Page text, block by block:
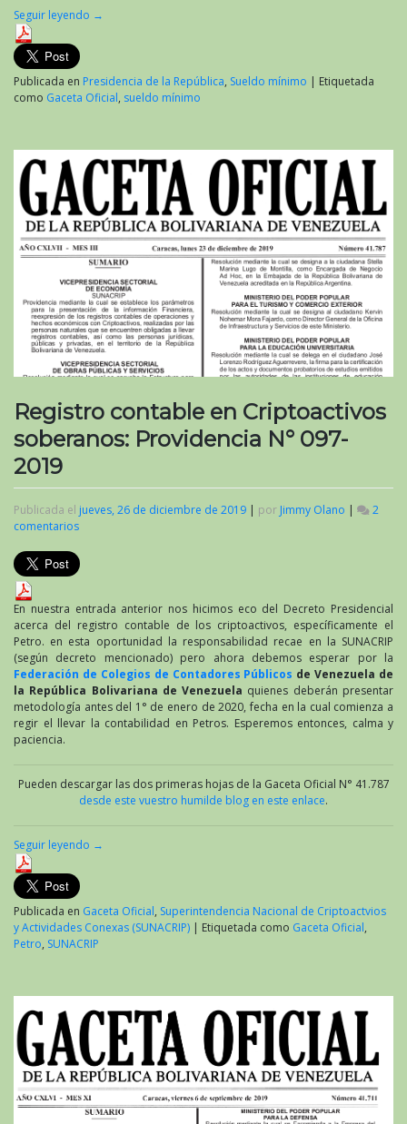
Seguir leyendo →
Publicada en Presidencia de la República, Sueldo mínimo | Etiquetada
como Gaceta Oficial, sueldo mínimo
Registro contable en Criptoactivos
soberanos: Providencia N° 097-
2019
Publicada el jueves, 26 de diciembre de 2019 | por Jimmy Olano |
2
comentarios
contable
soberanos:
Providencia
N°
097-
2019
En nuestra entrada anterior nos hicimos eco del Decreto Presidencial
acerca del registro contable de los criptoactivos, específicamente el
Petro. en esta oportunidad la responsabilidad recae en la SUNACRIP
(según decreto mencionado) pero ahora debemos esperar por la
Federación de Colegios de Contadores Públicos de Venezuela de
la República Bolivariana de Venezuela quienes deberán presentar
metodología antes del 1° de enero de 2020, fecha en la cual comienza a
regir el llevar la contabilidad en Petros. Esperemos entonces, calma y
paciencia.
Pueden descargar las dos primeras hojas de la Gaceta Oficial N° 41.787
desde este vuestro humilde blog en este enlace.
Seguir leyendo →
Publicada en Gaceta Oficial, Superintendencia Nacional de Criptoactvios
y Actividades Conexas (SUNACRIP) | Etiquetada como Gaceta Oficial,
Petro, SUNACRIP